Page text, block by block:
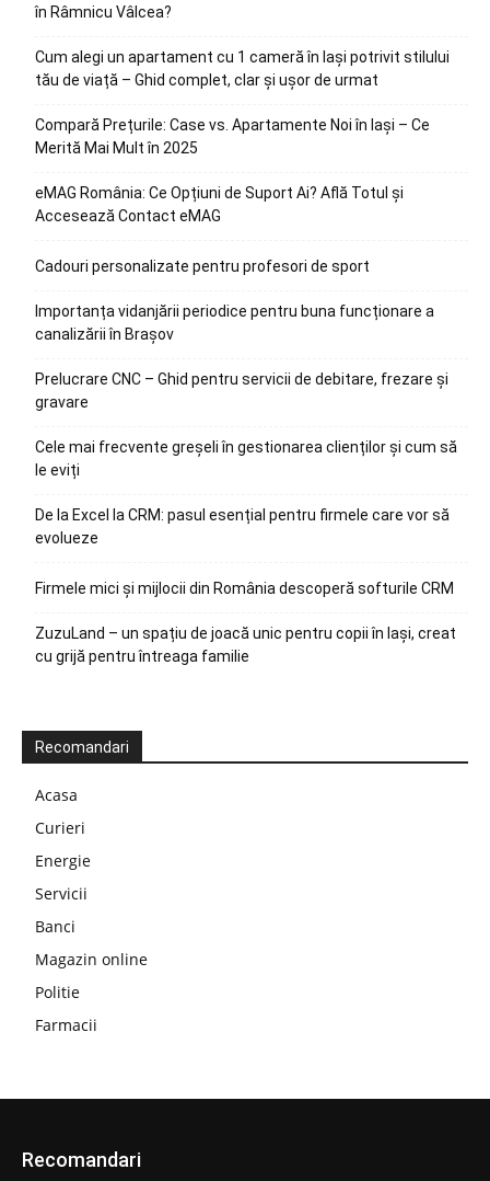
în Râmnicu Vâlcea?
Cum alegi un apartament cu 1 cameră în Iași potrivit stilului
tău de viață – Ghid complet, clar și ușor de urmat
Compară Prețurile: Case vs. Apartamente Noi în Iași – Ce
Merită Mai Mult în 2025
eMAG România: Ce Opțiuni de Suport Ai? Află Totul și
Accesează Contact eMAG
Cadouri personalizate pentru profesori de sport
Importanța vidanjării periodice pentru buna funcționare a
canalizării în Brașov
Prelucrare CNC – Ghid pentru servicii de debitare, frezare și
gravare
Cele mai frecvente greșeli în gestionarea clienților și cum să
le eviți
De la Excel la CRM: pasul esențial pentru firmele care vor să
evolueze
Firmele mici și mijlocii din România descoperă softurile CRM
ZuzuLand – un spațiu de joacă unic pentru copii în Iași, creat
cu grijă pentru întreaga familie
Recomandari
Acasa
Curieri
Energie
Servicii
Banci
Magazin online
Politie
Farmacii
Recomandari